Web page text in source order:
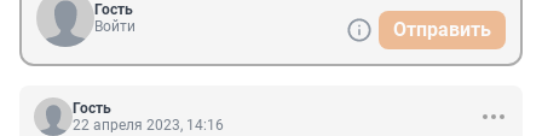
Гость
Войти
Отправить
Гость
22 апреля 2023, 14:16